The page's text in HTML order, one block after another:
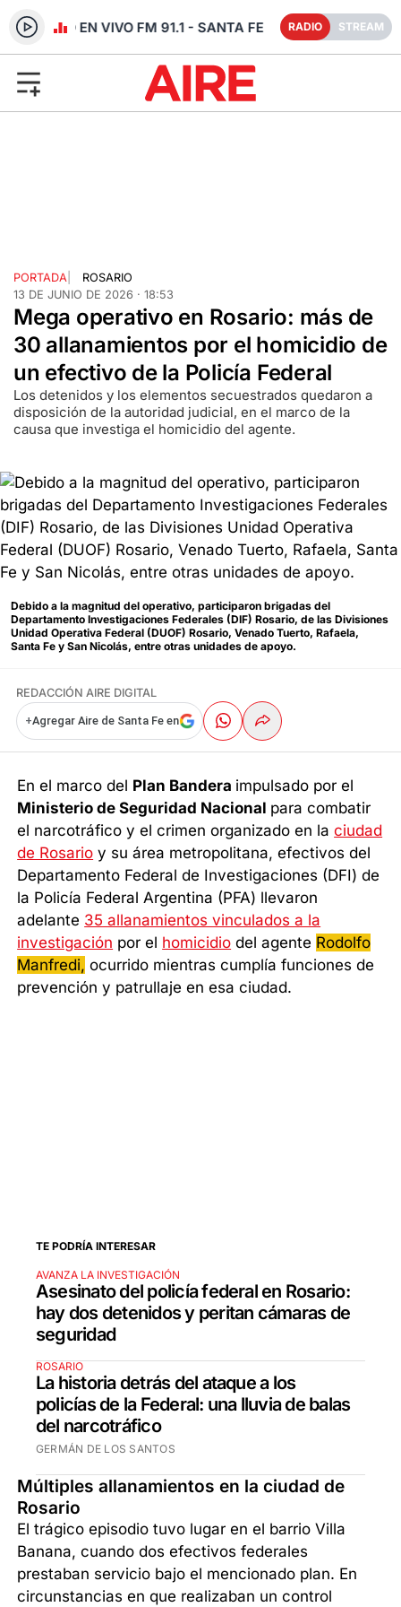
RADIO EN VIVO FM 91.1 - SANTA FE RADIO STREAM
PORTADA
ROSARIO
13 DE JUNIO DE 2026 · 18:53
Mega operativo en Rosario: más de
30 allanamientos por el homicidio de
un efectivo de la Policía Federal
Los detenidos y los elementos secuestrados quedaron a
disposición de la autoridad judicial, en el marco de la
causa que investiga el homicidio del agente.
Debido a la magnitud del operativo, participaron brigadas del
Departamento Investigaciones Federales (DIF) Rosario, de las Divisiones
Unidad Operativa Federal (DUOF) Rosario, Venado Tuerto, Rafaela,
Santa Fe y San Nicolás, entre otras unidades de apoyo.
REDACCIÓN AIRE DIGITAL
+Agregar Aire de Santa Fe en
En el marco del Plan Bandera impulsado por el
Ministerio de Seguridad Nacional para combatir
el narcotráfico y el crimen organizado en laciudad
de Rosario y su área metropolitana, efectivos del
Departamento Federal de Investigaciones (DFI) de
la Policía Federal Argentina (PFA) llevaron
adelante 35 allanamientos vinculados a la
investigación por el homicidio del agente Rodolfo
Manfredi, ocurrido mientras cumplía funciones de
prevención y patrullaje en esa ciudad.
TE PODRÍA INTERESAR
AVANZA LA INVESTIGACIÓN
Asesinato del policía federal en Rosario:
hay dos detenidos y peritan cámaras de
seguridad
ROSARIO
La historia detrás del ataque a los
policías de la Federal: una lluvia de balas
del narcotráfico
GERMÁN DE LOS SANTOS
Múltiples allanamientos en la ciudad de
Rosario
El trágico episodio tuvo lugar en el barrio Villa
Banana, cuando dos efectivos federales
prestaban servicio bajo el mencionado plan. En
circunstancias en que realizaban un control